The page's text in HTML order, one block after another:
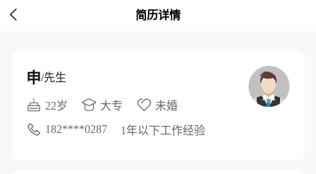
 简历详情
申/先生
22岁 大专
未婚
182****0287
1年以下工作经验